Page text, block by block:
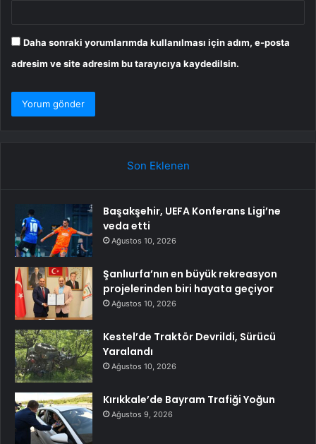
Daha sonraki yorumlarımda kullanılması için adım, e-posta
adresim ve site adresim bu tarayıcıya kaydedilsin.
Son Eklenen
Başakşehir, UEFA Konferans Ligi’ne
veda etti
Ağustos 10, 2026
Şanlıurfa’nın en büyük rekreasyon
projelerinden biri hayata geçiyor
Ağustos 10, 2026
Kestel’de Traktör Devrildi, Sürücü
Yaralandı
Ağustos 10, 2026
Kırıkkale’de Bayram Trafiği Yoğun
Ağustos 9, 2026